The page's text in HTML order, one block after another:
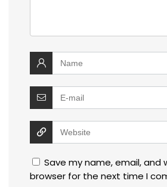
Save my name, email, and
browser for the next time I